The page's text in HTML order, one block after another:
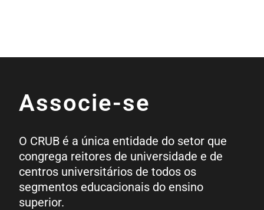
Associe-se
O CRUB é a única entidade do setor que
congrega reitores de universidade e de
centros universitários de todos os
segmentos educacionais do ensino
superior.